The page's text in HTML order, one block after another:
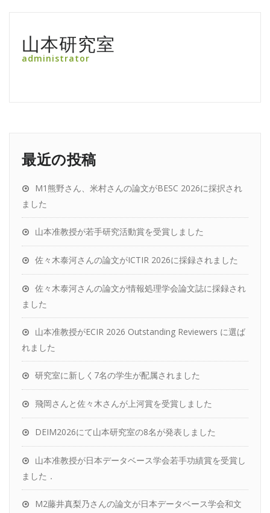
山本研究室
administrator
最近の投稿
M1熊野さん、米村さんの論文がBESC 2026に採択され
ました
山本准教授が若手研究活動賞を受賞しました
佐々木泰河さんの論文がICTIR 2026に採録されました
佐々木泰河さんの論文が情報処理学会論文誌に採録され
ました
山本准教授がECIR 2026 Outstanding Reviewers に選ば
れました
研究室に新しく7名の学生が配属されました
飛岡さんと佐々木さんが上河賞を受賞しました
DEIM2026にて山本研究室の8名が発表しました
山本准教授が日本データベース学会若手功績賞を受賞し
ました．
M2藤井真梨乃さんの論文が日本データベース学会和文